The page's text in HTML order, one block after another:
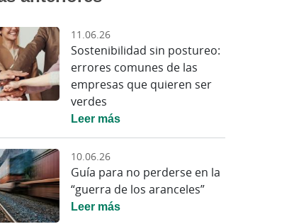
11.06.26
Sostenibilidad sin postureo:
errores comunes de las
empresas que quieren ser
verdes
Leer más
10.06.26
Guía para no perderse en la
“guerra de los aranceles”
Leer más